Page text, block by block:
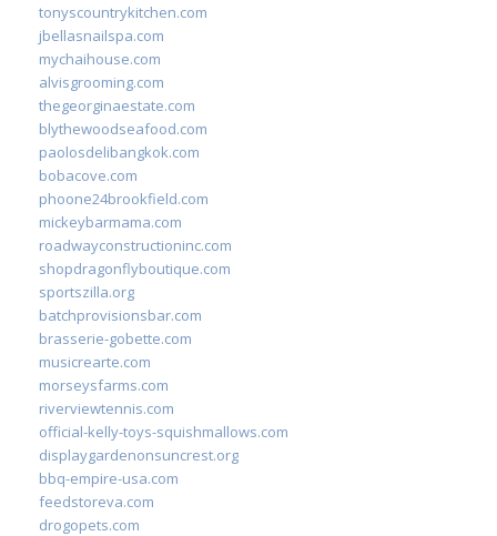
tonyscountrykitchen.com
jbellasnailspa.com
mychaihouse.com
alvisgrooming.com
thegeorginaestate.com
blythewoodseafood.com
paolosdelibangkok.com
bobacove.com
phoone24brookfield.com
mickeybarmama.com
roadwayconstructioninc.com
shopdragonflyboutique.com
sportszilla.org
batchprovisionsbar.com
brasserie-gobette.com
musicrearte.com
morseysfarms.com
riverviewtennis.com
official-kelly-toys-squishmallows.com
displaygardenonsuncrest.org
bbq-empire-usa.com
feedstoreva.com
drogopets.com